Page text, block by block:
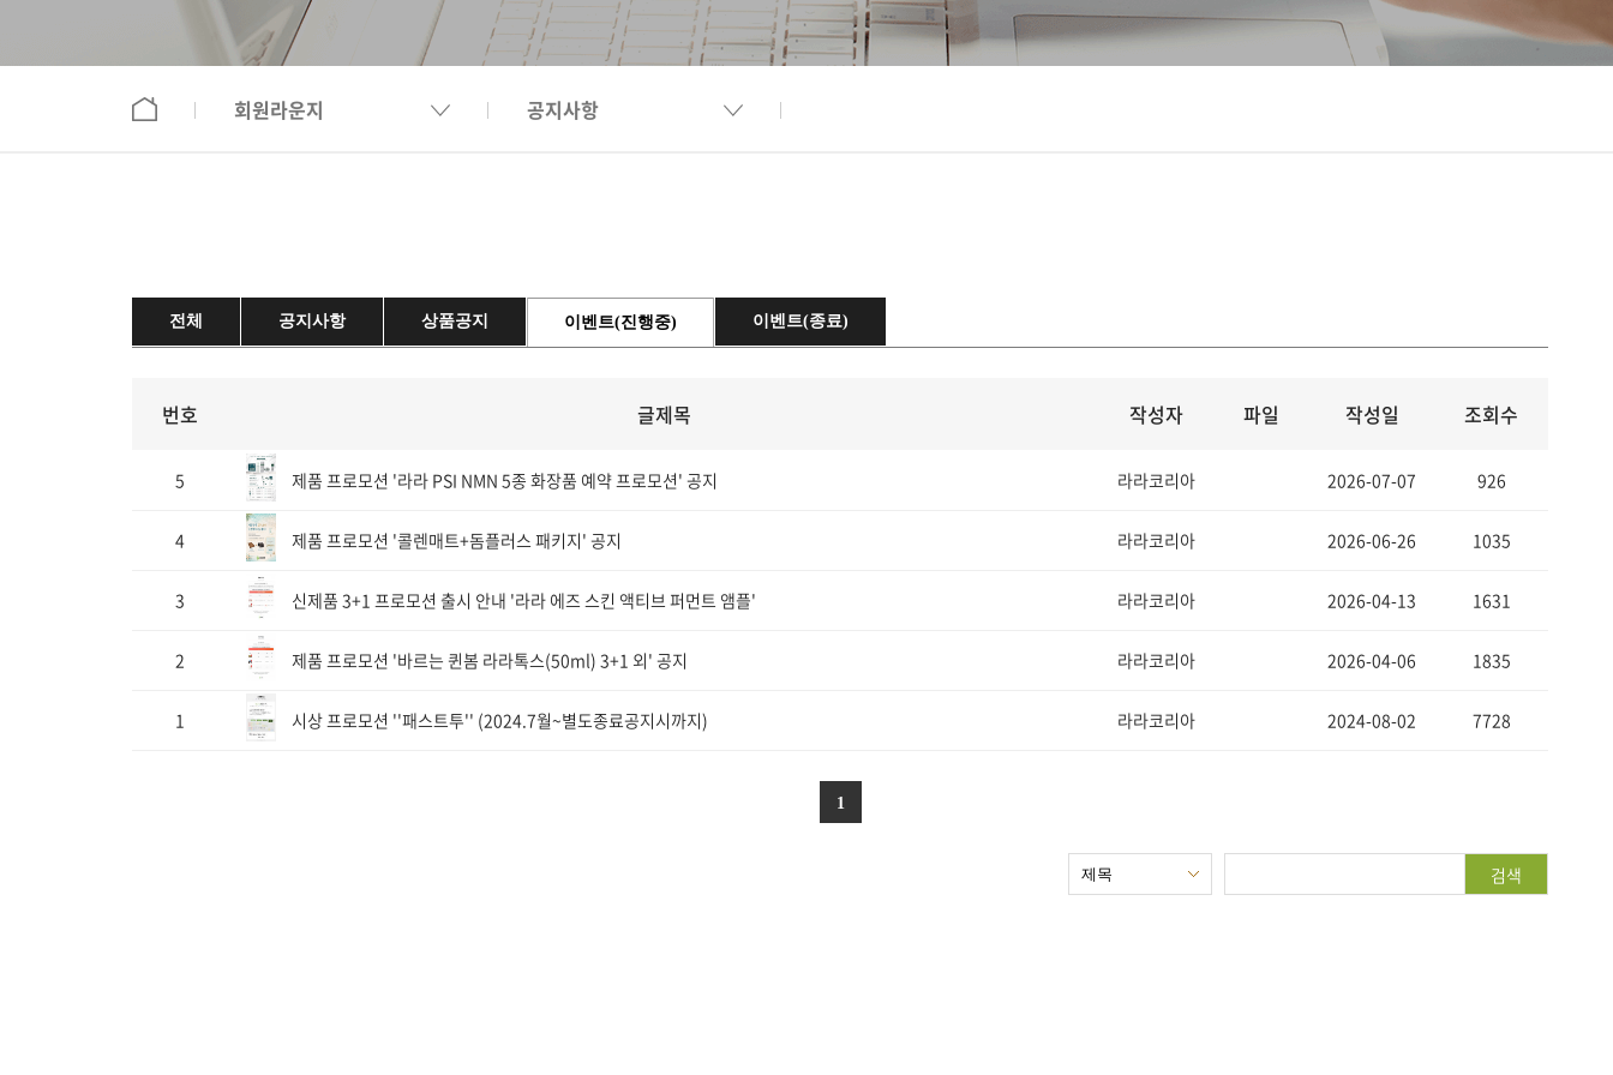
회원라운지 공지사항
전체 공지사항 상품공지 이벤트(진행중) 이벤트(종료)
번호 글제목 작성자 파일 작성일 조회수
5 제품 프로모션 '라라 PSI NMN 5종 화장품 예약 프로모션' 공지 라라코리아 2026-07-07 926
4 제품 프로모션 '콜렌매트+돔플러스 패키지' 공지 라라코리아 2026-06-26 1035
3 신제품 3+1 프로모션 출시 안내 '라라 에즈 스킨 액티브 퍼먼트 앰플' 라라코리아 2026-04-13 1631
2 제품 프로모션 '바르는 퀸봄 라라톡스(50ml) 3+1 외' 공지 라라코리아 2026-04-06 1835
1 시상 프로모션 ''패스트투'' (2024.7월~별도종료공지시까지) 라라코리아 2024-08-02 7728
1
검색